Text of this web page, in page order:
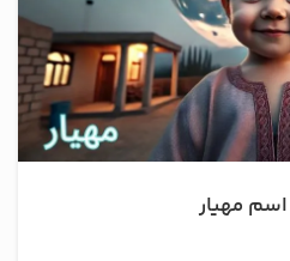
مهیار